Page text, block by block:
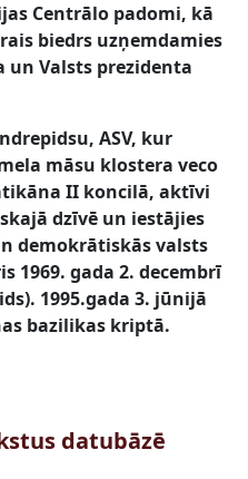
Centrālo padomi, kā
biedrs uzņemdamies
un Valsts prezidenta
ASV, kur
māsu klostera veco
II koncilā, aktīvi
dzīvē un iestājies
demokrātiskās valsts
1969. gada 2. decembrī
1995.gada 3. jūnijā
bazilikas kriptā.
datubāzē